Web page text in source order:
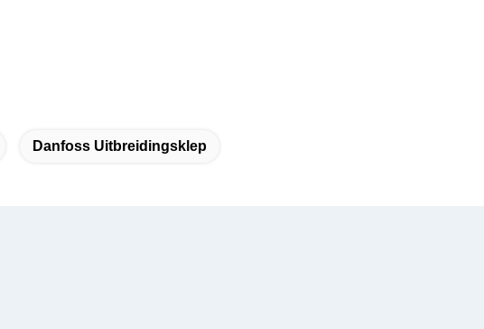
Danfoss Uitbreidingsklep